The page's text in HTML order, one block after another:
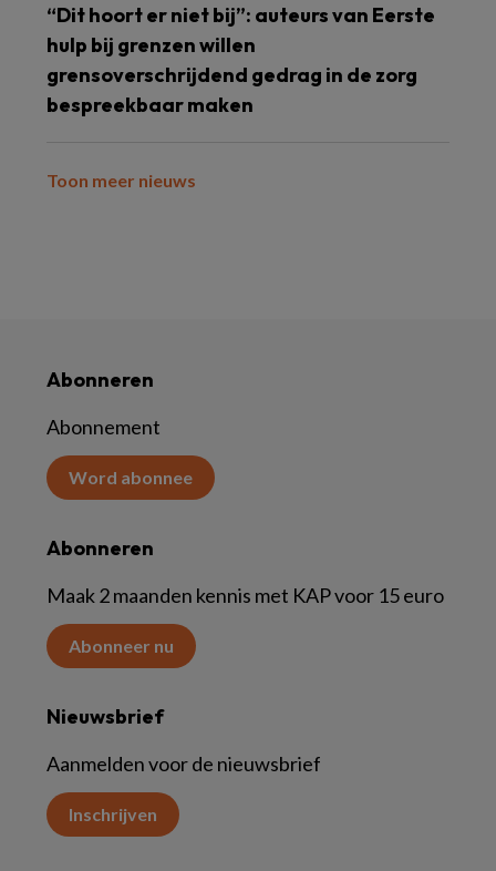
“Dit hoort er niet bij”: auteurs van Eerste
hulp bij grenzen willen
grensoverschrijdend gedrag in de zorg
bespreekbaar maken
Toon meer nieuws
Abonneren
Abonnement
Word abonnee
Abonneren
Maak 2 maanden kennis met KAP voor 15 euro
Abonneer nu
Nieuwsbrief
Aanmelden voor de nieuwsbrief
Inschrijven